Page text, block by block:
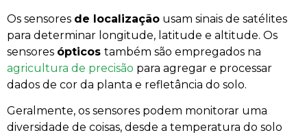
Os sensores de localização usam sinais de satélites
para determinar longitude, latitude e altitude. Os
sensores ópticos também são empregados ​​na
agricultura de precisão para agregar e processar
dados de cor da planta e refletância do solo.
Geralmente, os sensores podem monitorar uma
diversidade de coisas, desde a temperatura do solo